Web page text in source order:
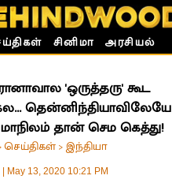
சினிமா அரசியல்
'ஒருத்தரு' கூட
தென்னிந்தியாவிலேயே
தான் செம கெத்து!
செய்திகள் > இந்தியா
May 13, 2020 10:21 PM